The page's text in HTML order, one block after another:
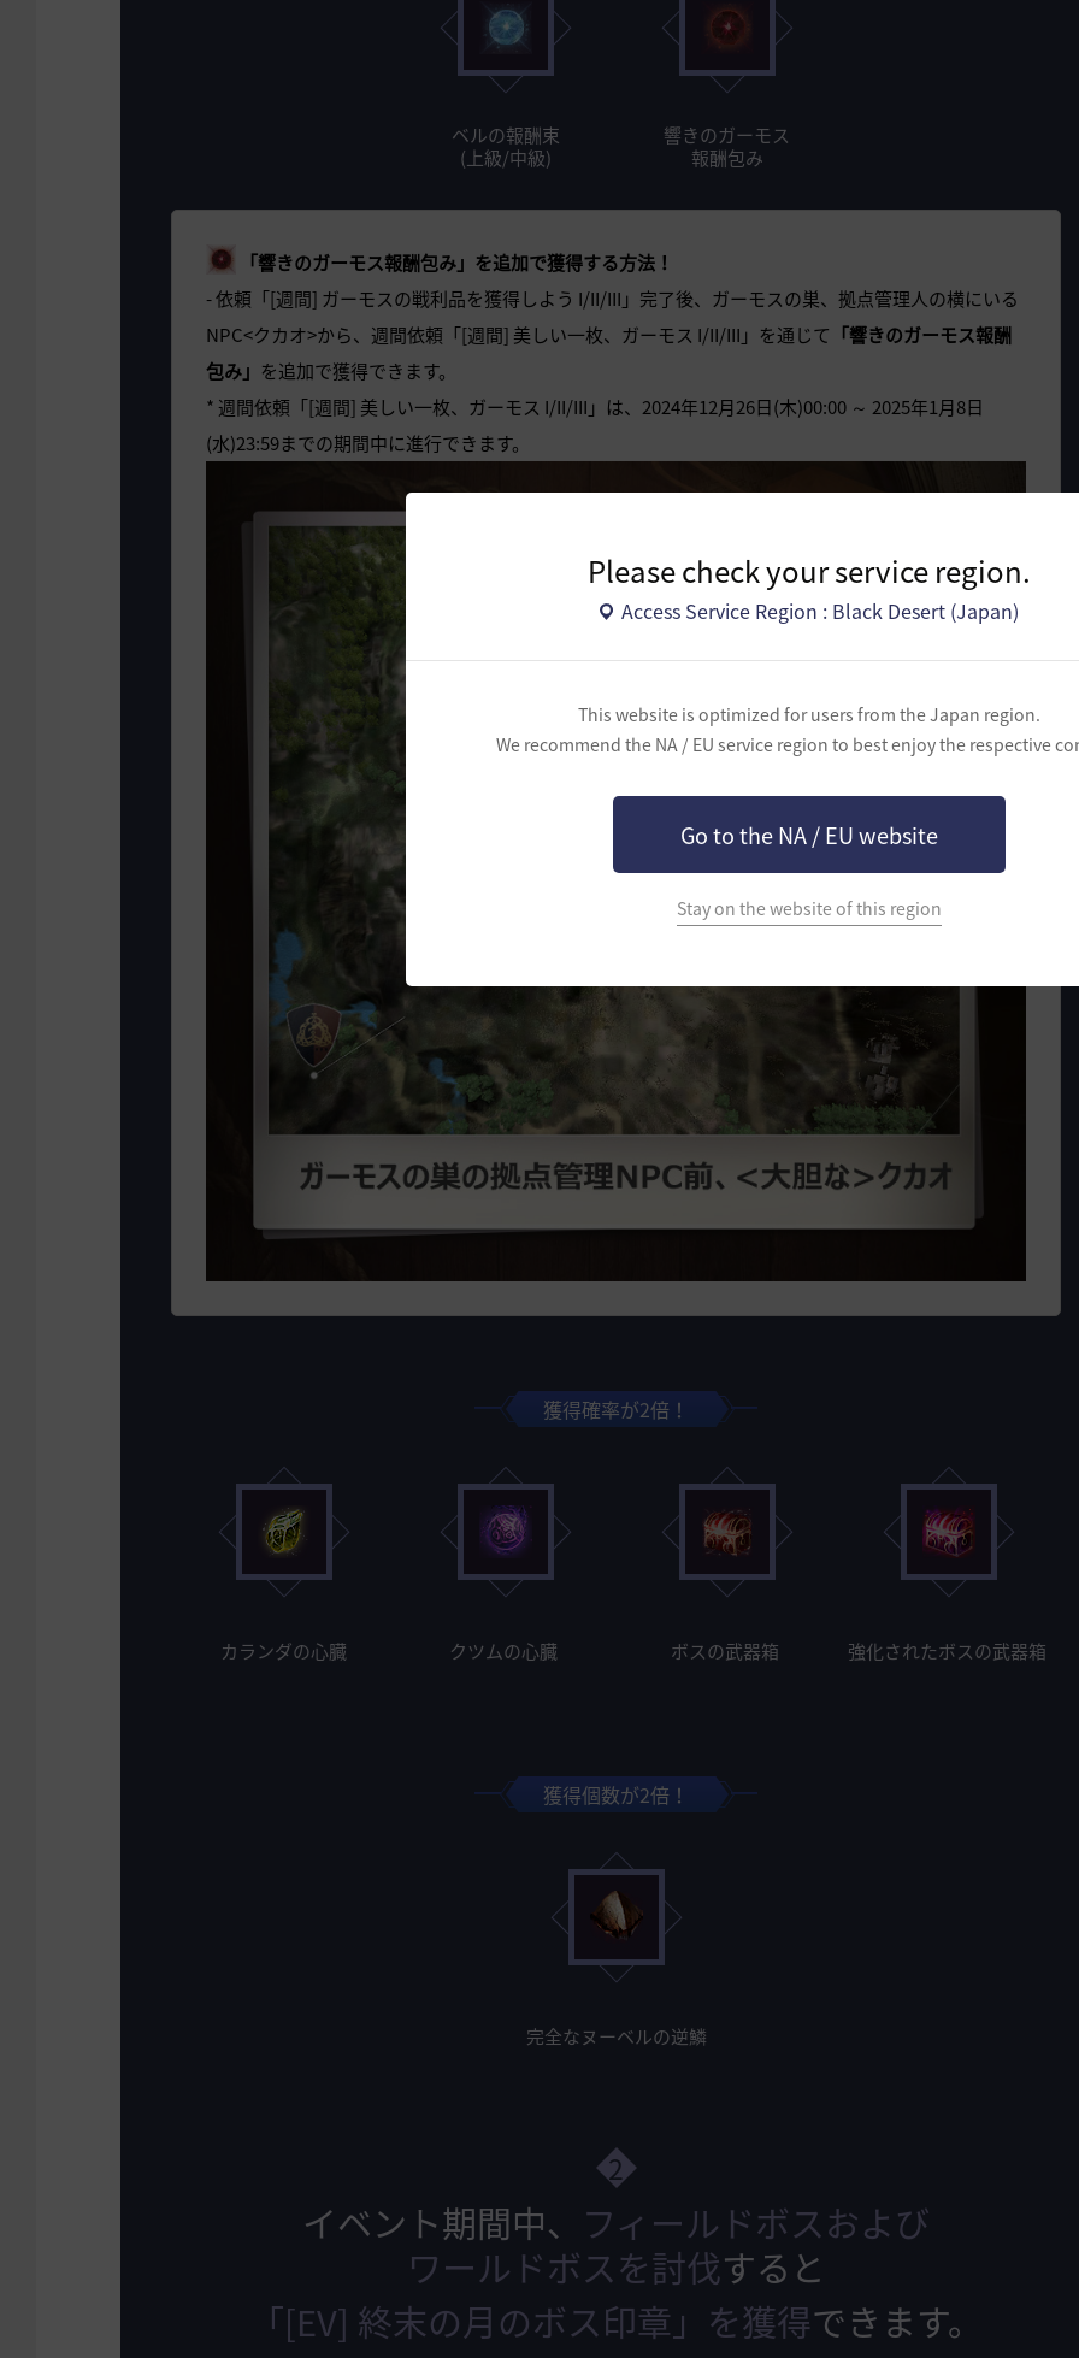
Please check your service region.
Access Service Region : Black Desert (Japan)
This website is optimized for users from the Japan region.
We recommend the NA / EU service region to best enjoy the respective
Go to the NA / EU website
Stay on the website of this region
ベルの報酬束
(上級/中級)
響きのガーモス
報酬包み
「響きのガーモス報酬包み」を追加で獲得する方法！
- 依頼「[週間] ガーモスの戦利品を獲得しよう I/II/III」完了後、ガーモスの巣、拠点管理人の横にいる
NPC<クカオ>から、週間依頼「[週間] 美しい一枚、ガーモス I/II/III」を通じて 「響きのガーモス報酬
包み」 を追加で獲得できます。
* 週間依頼「[週間] 美しい一枚、ガーモス I/II/III」は、2024年12月26日(木)00:00 ～ 2025年1月8日
(水)23:59までの期間中に進行できます。
獲得確率が2倍！
カランダの心臓 クツムの心臓 ボスの武器箱 強化されたボスの武器箱
獲得個数が2倍！
完全なヌーベルの逆鱗
2
イベント期間中、 フィールドボスおよび
ワールドボスを討伐すると
「[EV] 終末の月のボス印章」を獲得できます。